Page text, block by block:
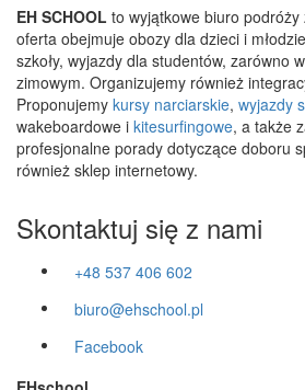
EH SCHOOL to wyjątkowe biuro podróży
oferta obejmuje obozy dla dzieci i
szkoły, wyjazdy dla studentów, zarówno
zimowym. Organizujemy również
Proponujemy kursy narciarskie, wyjazdy
wakeboardowe i kitesurfingowe, a także
profesjonalne porady dotyczące doboru
również sklep internetowy.
Skontaktuj się z nami
+48 537 406 602
biuro@ehschool.pl
Facebook